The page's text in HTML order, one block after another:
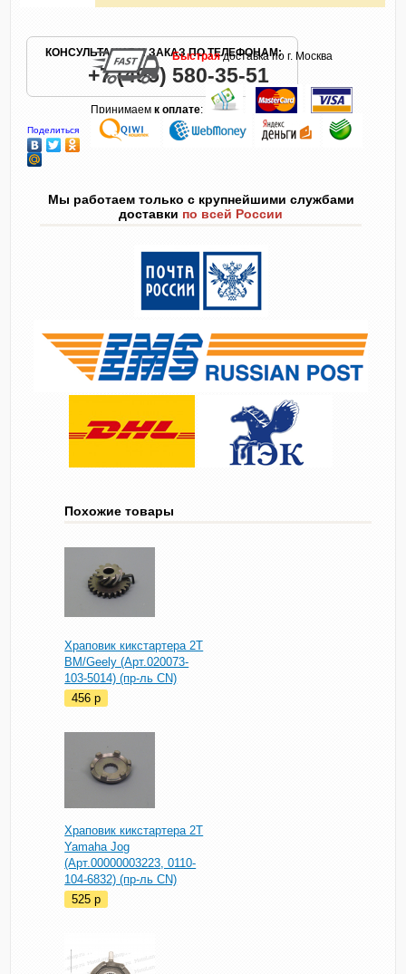
КОНСУЛЬТАЦИЯ И ЗАКАЗ ПО ТЕЛЕФОНАМ:
+7 (495) 580-35-51
Поделиться
Быстраядоставка по г. Москва
Принимаемк оплате:
Мы работаем только с крупнейшими службами
доставки по всей России
Похожие товары
Храповик кикстартера 2T
BM/Geely (Арт.020073-
103-5014) (пр-ль CN)
456p
Храповик кикстартера 2Т
Yamaha Jog
(Арт.00000003223, 0110-
104-6832) (пр-ль CN)
525p